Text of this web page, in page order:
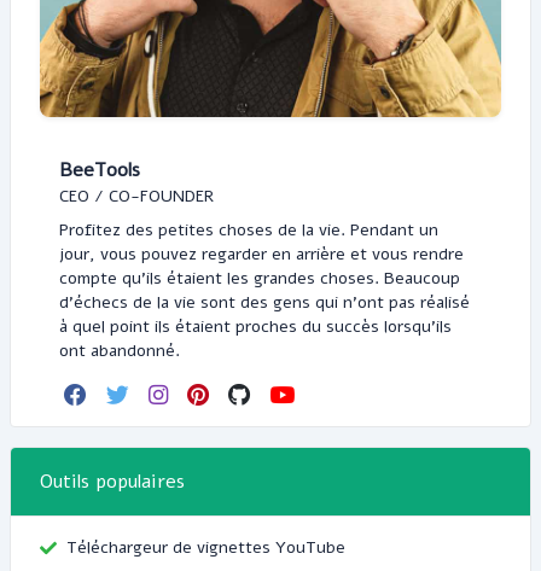
BeeTools
CEO / CO-FOUNDER
Profitez des petites choses de la vie. Pendant un
jour, vous pouvez regarder en arrière et vous rendre
compte qu'ils étaient les grandes choses. Beaucoup
d'échecs de la vie sont des gens qui n'ont pas réalisé
à quel point ils étaient proches du succès lorsqu'ils
ont abandonné.
Outils populaires
Téléchargeur de vignettes YouTube